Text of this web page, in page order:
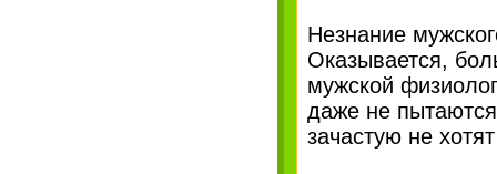
Незнание
Оказывается,
мужской
даже не
зачастую не